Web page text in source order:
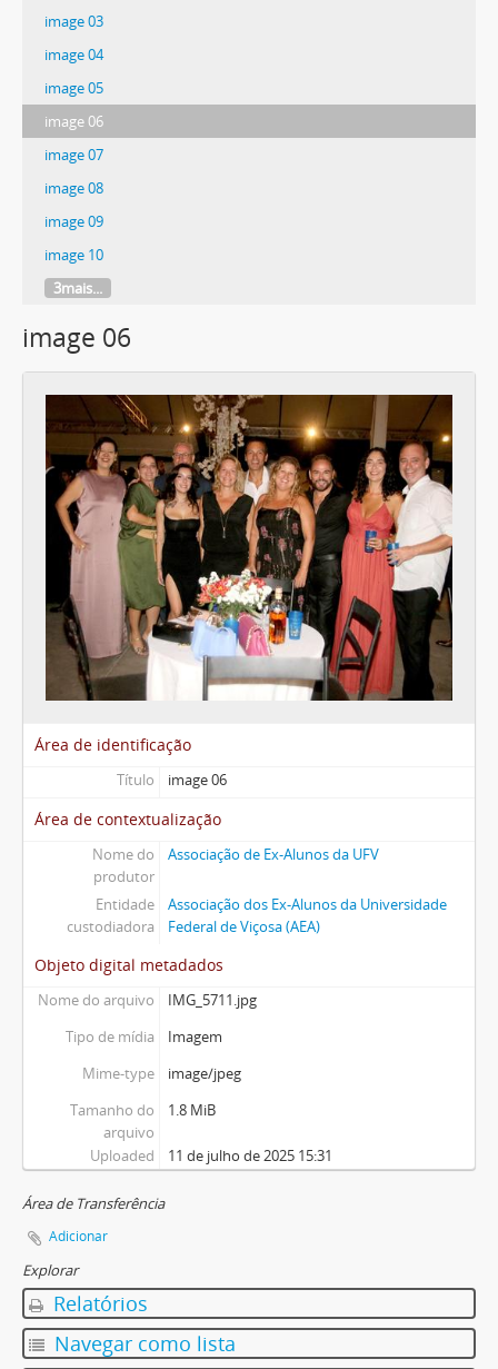
image 03
image 04
image 05
image 06
image 07
image 08
image 09
image 10
3mais...
image 06
Área de identificação
Título image 06
Área de contextualização
Nome do
produtor
Associação de Ex-Alunos da UFV
Entidade
custodiadora
Associação dos Ex-Alunos da Universidade
Federal de Viçosa (AEA)
Objeto digital metadados
Nome do arquivo
IMG_5711.jpg
Tipo de mídia
Imagem
Mime-type
image/jpeg
Tamanho do
arquivo
1.8 MiB
Uploaded 11 de julho de 2025 15:31
Área de Transferência
Adicionar
Explorar
Relatórios
Navegar como lista